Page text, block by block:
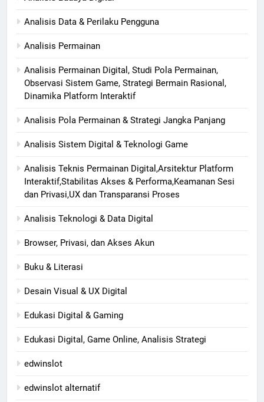
Analisis Data & Perilaku Pengguna
Analisis Permainan​
Analisis Permainan Digital, Studi Pola Permainan,
Observasi Sistem Game, Strategi Bermain Rasional,
Dinamika Platform Interaktif
Analisis Pola Permainan & Strategi Jangka Panjang
Analisis Sistem Digital & Teknologi Game
Analisis Teknis Permainan Digital,Arsitektur Platform
Interaktif,Stabilitas Akses & Performa,Keamanan Sesi
dan Privasi,UX dan Transparansi Proses
Analisis Teknologi & Data Digital
Browser, Privasi, dan Akses Akun
Buku & Literasi
Desain Visual & UX Digital
Edukasi Digital & Gaming
Edukasi Digital, Game Online, Analisis Strategi
edwinslot
edwinslot alternatif